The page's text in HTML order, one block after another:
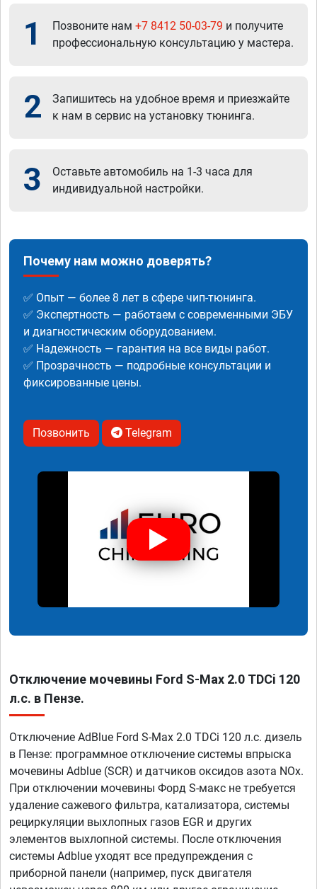
1 Позвоните нам +7 8412 50-03-79 и получите
профессиональную консультацию у мастера.
2
Запишитесь на удобное время и приезжайте
к нам в сервис на установку тюнинга.
3
Оставьте автомобиль на 1-3 часа для
индивидуальной настройки.
Почему нам можно доверять?
✅ Опыт — более 8 лет в сфере чип-тюнинга.
✅ Экспертность — работаем с современными ЭБУ
и диагностическим оборудованием.
✅ Надежность — гарантия на все виды работ.
✅ Прозрачность — подробные консультации и
фиксированные цены.
Позвонить Telegram
Отключение мочевины Ford S-Max 2.0 TDCi 120
л.с. в Пензе.
Отключение AdBlue Ford S-Max 2.0 TDCi 120 л.с. дизель
в Пензе: программное отключение системы впрыска
мочевины Adblue (SCR) и датчиков оксидов азота NOx.
При отключении мочевины Форд S-макс не требуется
удаление сажевого фильтра, катализатора, системы
рециркуляции выхлопных газов EGR и других
элементов выхлопной системы. После отключения
системы Adblue уходят все предупреждения с
приборной панели (например, пуск двигателя